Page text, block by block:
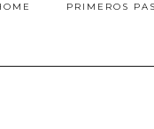
PRIMEROS